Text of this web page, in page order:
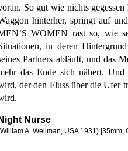
So gut wie nichts
hinterher, springt auf
WOMEN rast so, wie
in deren
Partners abläuft, und das
das Ende sich nähert.
der den Fluss über die Ufer
Night Nurse
A. Wellman, USA 1931) [35mm,